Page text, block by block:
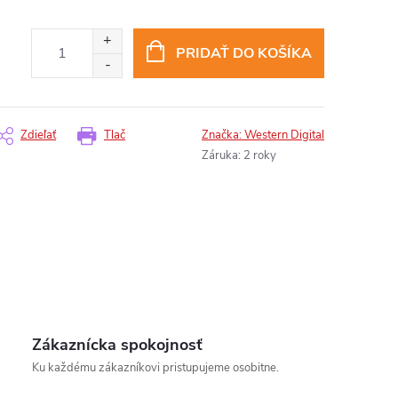
PRIDAŤ DO KOŠÍKA
Tlač
Zdieľať Značka:Western Digital
Záruka: 2 roky
Zákaznícka spokojnosť
Ku každému zákazníkovi pristupujeme osobitne.